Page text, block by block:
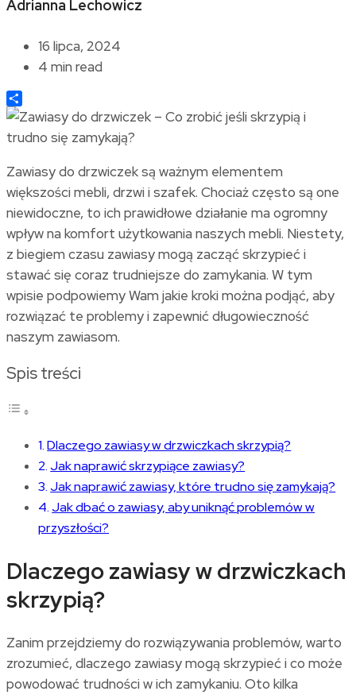
Adrianna Lechowicz
16 lipca, 2024
4 min read
Share
Zawiasy do drzwiczek są ważnym elementem
większości mebli, drzwi i szafek. Chociaż często są one
niewidoczne, to ich prawidłowe działanie ma ogromny
wpływ na komfort użytkowania naszych mebli. Niestety,
z biegiem czasu zawiasy mogą zacząć skrzypieć i
stawać się coraz trudniejsze do zamykania. W tym
wpisie podpowiemy Wam jakie kroki można podjąć, aby
rozwiązać te problemy i zapewnić długowieczność
naszym zawiasom.
Spis treści
Dlaczego zawiasy w drzwiczkach skrzypią?
Jak naprawić skrzypiące zawiasy?
Jak naprawić zawiasy, które trudno się zamykają?
Jak dbać o zawiasy, aby uniknąć problemów w
przyszłości?
Dlaczego zawiasy w drzwiczkach
skrzypią?
Zanim przejdziemy do rozwiązywania problemów, warto
zrozumieć, dlaczego zawiasy mogą skrzypieć i co może
powodować trudności w ich zamykaniu. Oto kilka